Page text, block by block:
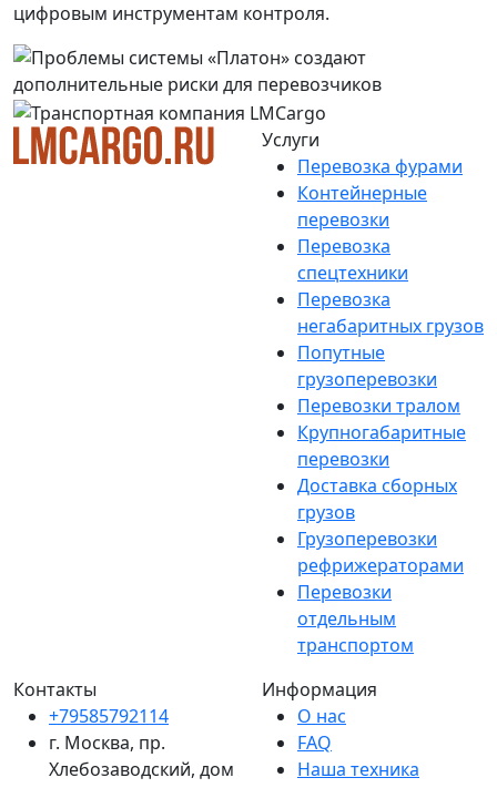
цифровым инструментам контроля.
Услуги
Перевозка фурами
Контейнерные
перевозки
Перевозка
спецтехники
Перевозка
негабаритных грузов
Попутные
грузоперевозки
Перевозки тралом
Крупногабаритные
перевозки
Доставка сборных
грузов
Грузоперевозки
рефрижераторами
Перевозки
отдельным
транспортом
Контакты
+79585792114
г. Москва, пр.
Хлебозаводский, дом
Информация
О нас
FAQ
Наша техника